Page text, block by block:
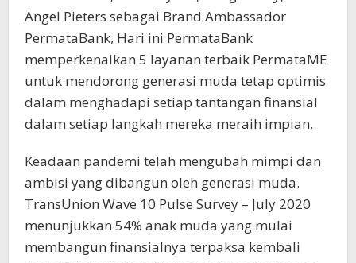
Angel Pieters sebagai Brand Ambassador
PermataBank, Hari ini PermataBank
memperkenalkan 5 layanan terbaik PermataME
untuk mendorong generasi muda tetap optimis
dalam menghadapi setiap tantangan finansial
dalam setiap langkah mereka meraih impian.
Keadaan pandemi telah mengubah mimpi dan
ambisi yang dibangun oleh generasi muda.
TransUnion Wave 10 Pulse Survey – July 2020
menunjukkan 54% anak muda yang mulai
membangun finansialnya terpaksa kembali